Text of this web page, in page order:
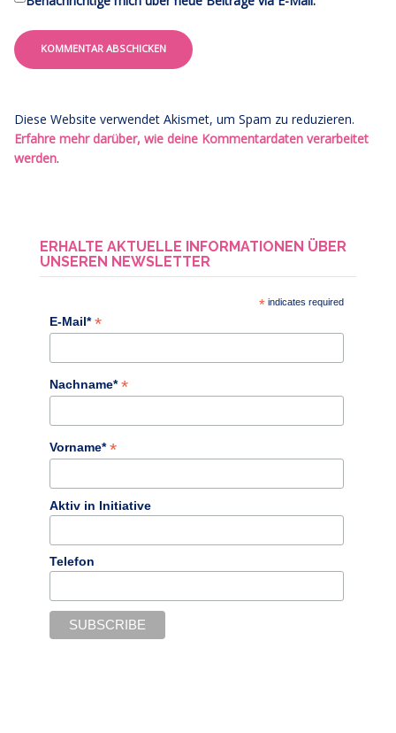
Diese Website verwendet Akismet, um Spam zu reduzieren.
Erfahre mehr darüber, wie deine Kommentardaten verarbeitet
werden.
ERHALTE AKTUELLE INFORMATIONEN ÜBER
UNSEREN NEWSLETTER
* indicates required
E-Mail**
Nachname**
Vorname**
Aktiv in Initiative
Telefon